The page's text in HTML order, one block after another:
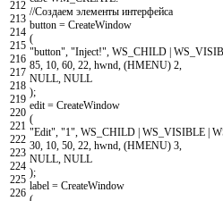
212
213
214
215
216
217
218
219
220
221
222
223
224
225
226
//Создаем элементы интерфейса
button = CreateWindow
(
"button", "Inject!", WS_CHILD
85, 10, 60, 22, hwnd, (HMENU) 2,
NULL, NULL
);
edit = CreateWindow
(
"Edit", "1", WS_CHILD WS_VISIBLE
30, 10, 50, 22, hwnd, (HMENU) 3,
NULL, NULL
);
label = CreateWindow